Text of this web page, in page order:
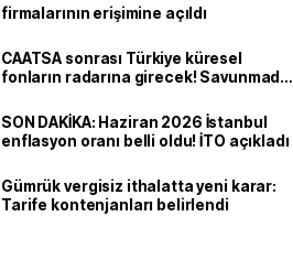
firmalarının erişimine açıldı
CAATSA sonrası Türkiye küresel
fonların radarına girecek! Savunmadan
SON DAKİKA: Haziran 2026 İstanbul
enflasyon oranı belli oldu! İTO açıkladı
Gümrük vergisiz ithalatta yeni karar:
Tarife kontenjanları belirlendi